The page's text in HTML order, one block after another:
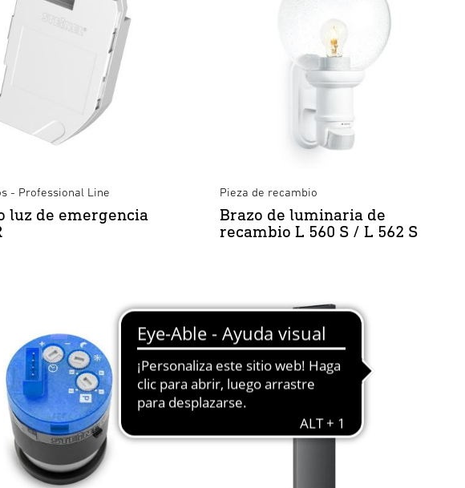
- Professional Line
luz de emergencia
Pieza de recambio
Brazo de luminaria de
recambio L 560 S / L 562 S